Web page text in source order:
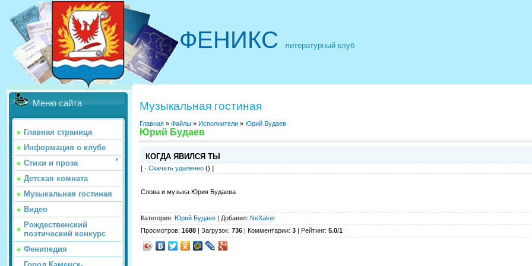
ФЕНИКС литературный клуб
Меню сайта
Главная страница
Информация о клубе
Стихи и проза
Детская комната
Музыкальная гостиная
Видео
Рождественский
поэтический конкурс
Фенипедия
Музыкальная гостиная
Главная » Файлы » Исполнители » Юрий Будаев
Юрий Будаев
КОГДА ЯВИЛСЯ ТЫ
[ · Скачать удаленно () ]
Слова и музыка Юрия Будаева
Категория: Юрий Будаев | Добавил: NeXaker
Просмотров: 1688 | Загрузок: 736 | Комментарии: 3 | Рейтинг: 5.0/1